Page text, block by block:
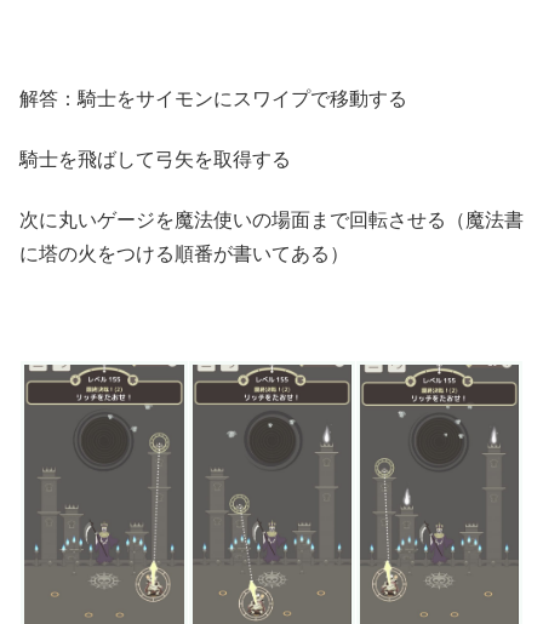
解答：騎士をサイモンにスワイプで移動する
騎士を飛ばして弓矢を取得する
次に丸いゲージを魔法使いの場面まで回転させる（魔法書
に塔の火をつける順番が書いてある）